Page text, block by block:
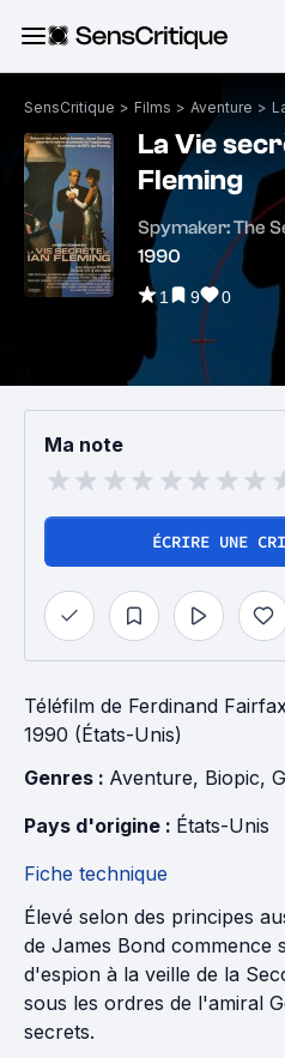
SensCritique > Films > Aventure >
La Vie
Fleming
Spymaker: The
1990
1 9 0
Ma note
ÉCRIRE UNE
Téléfilm de Ferdinand
1990 (États-Unis)
Genres : Aventure, Biopic,
Pays d'origine : États-Unis
Fiche technique
Élevé selon des principes
de James Bond commence
d'espion à la veille de la
sous les ordres de l'amiral
secrets.